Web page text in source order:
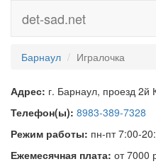
det-sad.net
Барнаул Игралочка
Адрес: г. Барнаул, проезд 2й
Телефон(ы): 8983-389-7328
Режим работы: пн-пт 7:00-
Ежемесячная плата: от 7000